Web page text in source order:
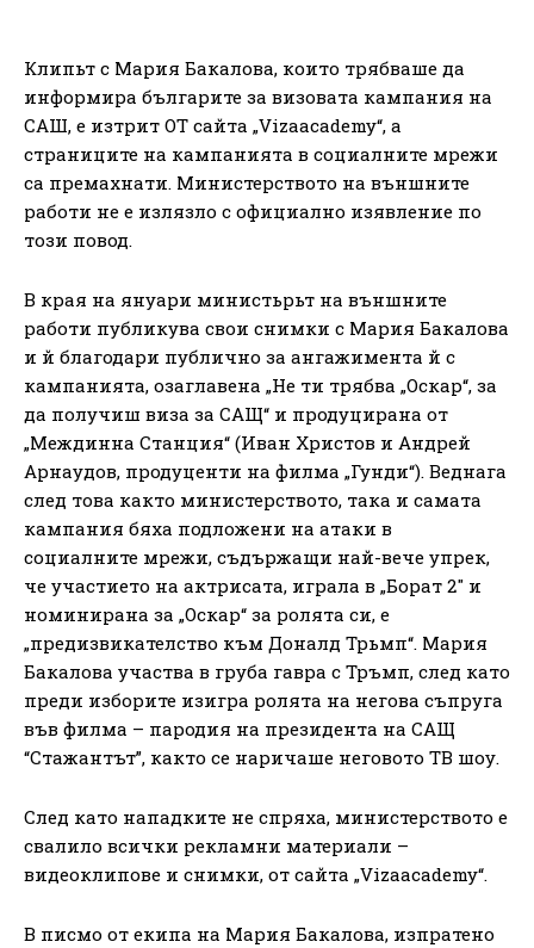
Клипьт с Мария Бакалова, които трябваше да
информира българите за визовата кампания на
САШ, е изтрит ОТ сайта „Vizaacademy“, а
страниците на кампанията в социалните мрежи
са премахнати. Министерството на външните
работи не е излязло с официално изявление по
този повод.
В края на януари министьрьт на външните
работи публикува свои снимки с Мария Бакалова
и й благодари публично за ангажимента й с
кампанията, озаглавена „Не ти трябва „Оскар“, за
да получиш виза за САЩ“ и продуцирана от
„Междинна Станция“ (Иван Христов и Андрей
Арнаудов, продуценти на филма „Гунди“). Веднага
след това както министерството, така и самата
кампания бяха подложени на атаки в
социалните мрежи, съдържащи най-вече упрек,
че участието на актрисата, играла в „Борат 2″ и
номинирана за „Оскар“ за ролята си, е
„предизвикателство към Доналд Трьмп“. Мария
Бакалова участва в груба гавра с Тръмп, след като
преди изборите изигра ролята на негова съпруга
във филма – пародия на президента на САЩ
“Стажантът”, както се наричаше неговото ТВ шоу.
След като нападките не спряха, министерството е
свалило всички рекламни материали –
видеоклипове и снимки, от сайта „Vizaacademy“.
В писмо от екипа на Мария Бакалова, изпратено